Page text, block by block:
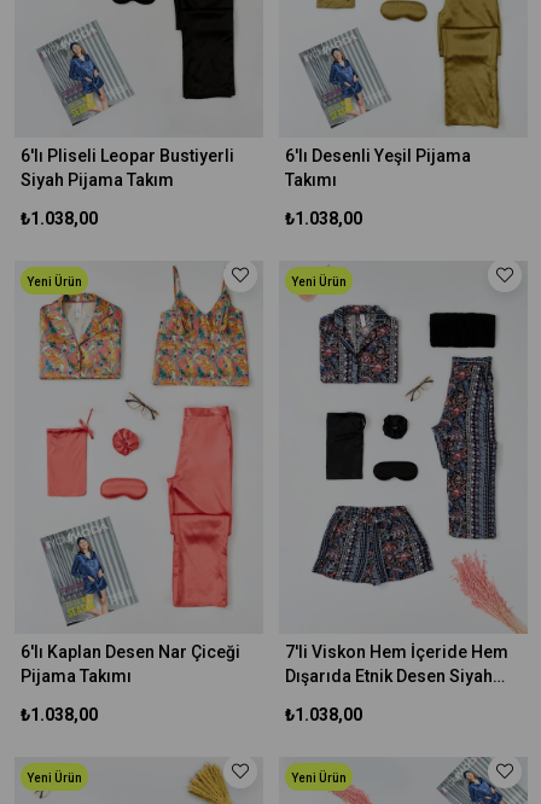
6'lı Pliseli Leopar Bustiyerli
Siyah Pijama Takım
₺1.038,00
6'lı Desenli Yeşil Pijama
Takımı
₺1.038,00
6'lı Kaplan Desen Nar Çiceği
Pijama Takımı
Yeni Ürün
₺1.038,00
7'li Viskon Hem İçeride Hem
Dışarıda Etnik Desen Siyah
Yeni Ürün
₺1.038,00
Yeni Ürün Yeni Ürün